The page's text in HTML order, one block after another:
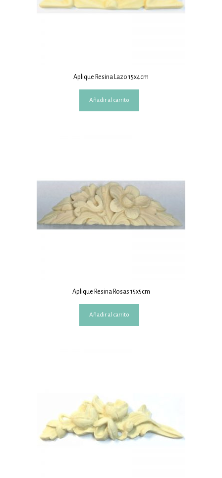
Aplique Resina Lazo 15x4cm
Añadir al carrito
Aplique Resina Rosas 15x5cm
Añadir al carrito